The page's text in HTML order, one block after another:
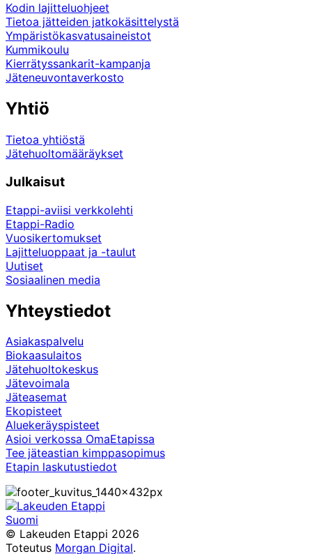
Kodin lajitteluohjeet
Tietoa jätteiden jatkokäsittelystä
Ympäristökasvatusaineistot
Kummikoulu
Kierrätyssankarit-kampanja
Jäteneuvontaverkosto
Yhtiö
Tietoa yhtiöstä
Jätehuoltomääräykset
Julkaisut
Etappi-aviisi verkkolehti
Etappi-Radio
Vuosikertomukset
Lajitteluoppaat ja -taulut
Uutiset
Sosiaalinen media
Yhteystiedot
Asiakaspalvelu
Biokaasulaitos
Jätehuoltokeskus
Jätevoimala
Jäteasemat
Ekopisteet
Aluekeräyspisteet
Asioi verkossa OmaEtapissa
Tee jäteastian kimppasopimus
Etapin laskutustiedot
Suomi
Facebook
Instagram
TikTok
X
YouTube
© Lakeuden Etappi 2026
Toteutus Morgan Digital.